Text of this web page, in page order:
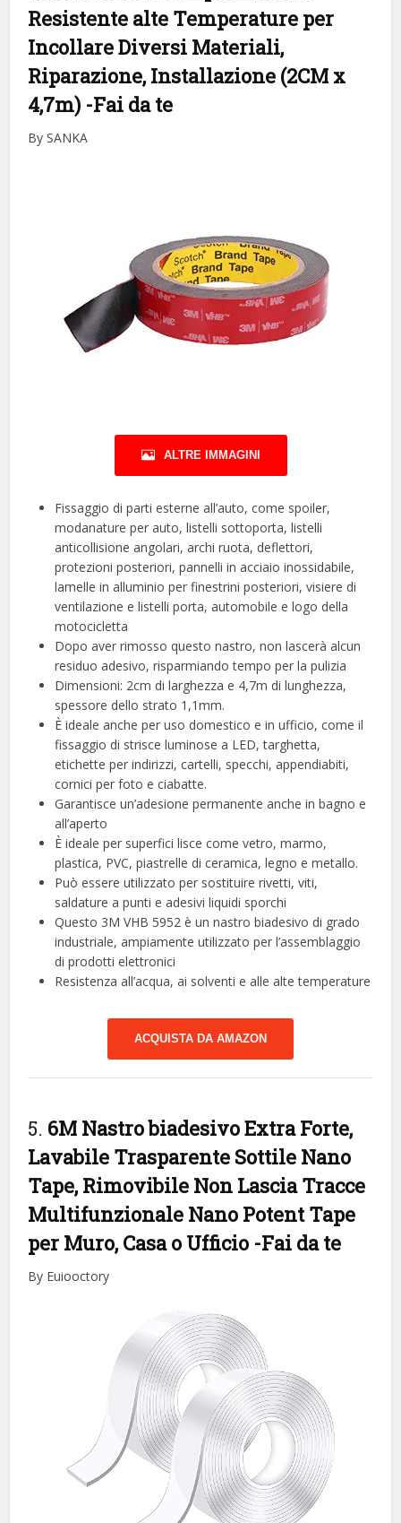
Resistente alte Temperature per
Incollare Diversi Materiali,
Riparazione, Installazione (2CM x
4,7m) -Fai da te
By SANKA
ALTRE IMMAGINI
Fissaggio di parti esterne all’auto, come spoiler,
modanature per auto, listelli sottoporta, listelli
anticollisione angolari, archi ruota, deflettori,
protezioni posteriori, pannelli in acciaio inossidabile,
lamelle in alluminio per finestrini posteriori, visiere di
ventilazione e listelli porta, automobile e logo della
motocicletta
Dopo aver rimosso questo nastro, non lascerà alcun
residuo adesivo, risparmiando tempo per la pulizia
Dimensioni: 2cm di larghezza e 4,7m di lunghezza,
spessore dello strato 1,1mm.
È ideale anche per uso domestico e in ufficio, come il
fissaggio di strisce luminose a LED, targhetta,
etichette per indirizzi, cartelli, specchi, appendiabiti,
cornici per foto e ciabatte.
Garantisce un’adesione permanente anche in bagno e
all’aperto
È ideale per superfici lisce come vetro, marmo,
plastica, PVC, piastrelle di ceramica, legno e metallo.
Può essere utilizzato per sostituire rivetti, viti,
saldature a punti e adesivi liquidi sporchi
Questo 3M VHB 5952 è un nastro biadesivo di grado
industriale, ampiamente utilizzato per l’assemblaggio
di prodotti elettronici
Resistenza all’acqua, ai solventi e alle alte temperature
ACQUISTA DA AMAZON
5. 6M Nastro biadesivo Extra Forte,
Lavabile Trasparente Sottile Nano
Tape, Rimovibile Non Lascia Tracce
Multifunzionale Nano Potent Tape
per Muro, Casa o Ufficio -Fai da te
By Euiooctory